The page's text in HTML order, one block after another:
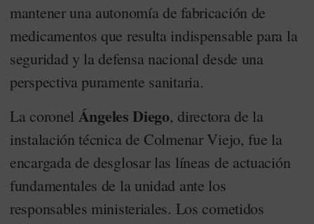
mantener una autonomía de fabricación de
medicamentos que resulta indispensable para la
seguridad y la defensa nacional desde una
perspectiva puramente sanitaria.
La coronel Ángeles Diego, directora de la
instalación técnica de Colmenar Viejo, fue la
encargada de desglosar las líneas de actuación
fundamentales de la unidad ante los
responsables ministeriales. Los cometidos